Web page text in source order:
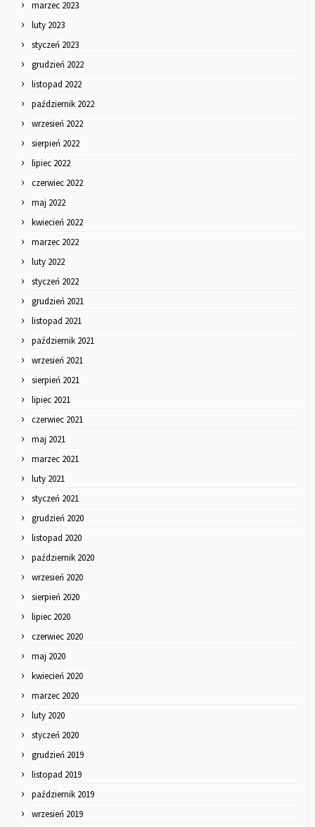
marzec 2023
luty 2023
styczeń 2023
grudzień 2022
listopad 2022
październik 2022
wrzesień 2022
sierpień 2022
lipiec 2022
czerwiec 2022
maj 2022
kwiecień 2022
marzec 2022
luty 2022
styczeń 2022
grudzień 2021
listopad 2021
październik 2021
wrzesień 2021
sierpień 2021
lipiec 2021
czerwiec 2021
maj 2021
marzec 2021
luty 2021
styczeń 2021
grudzień 2020
listopad 2020
październik 2020
wrzesień 2020
sierpień 2020
lipiec 2020
czerwiec 2020
maj 2020
kwiecień 2020
marzec 2020
luty 2020
styczeń 2020
grudzień 2019
listopad 2019
październik 2019
wrzesień 2019